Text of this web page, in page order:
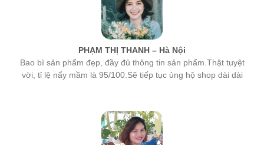
PHẠM THỊ THANH – Hà Nội
Bao bì sản phẩm đẹp, đầy đủ thông tin sản phẩm.Thật tuyệt
vời, tỉ lệ nẩy mầm là 95/100.Sẽ tiếp tục ủng hộ shop dài dài